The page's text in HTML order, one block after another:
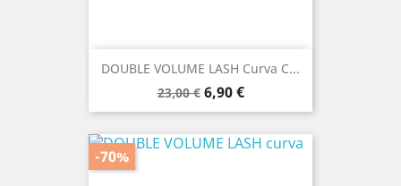
DOUBLE VOLUME LASH Curva C...
Prezzo
base
23,00 € Prezzo
6,90 €
-70%